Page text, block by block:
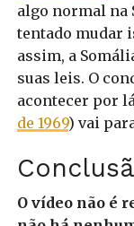
algo normal na
tentado mudar
assim, a
suas leis. O
acontecer por
de 1969) vai
O vídeo não é